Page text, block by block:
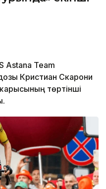
Astana Team
Кристиан Скарони
төртінші